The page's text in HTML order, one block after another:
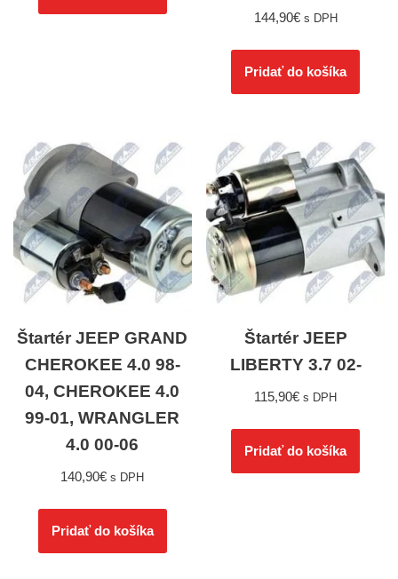
144,90€ s DPH
Pridať do košíka
Štartér JEEP GRAND
CHEROKEE 4.0 98-
04, CHEROKEE 4.0
99-01, WRANGLER
4.0 00-06
140,90€ s DPH
Pridať do košíka
Štartér JEEP
LIBERTY 3.7 02-
115,90€ s DPH
Pridať do košíka